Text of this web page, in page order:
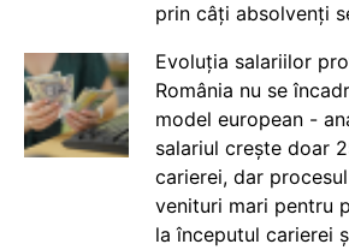
prin câți absolvenți
Evoluția salariilor
România nu se
model european -
salariul crește doar
carierei, dar
venituri mari pentru
la începutul carierei